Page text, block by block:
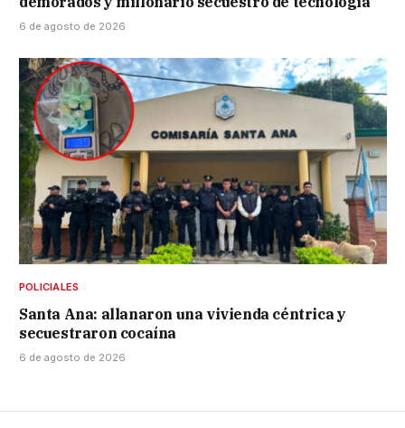
6 de agosto de 2026
POLICIALES
Santa Ana: allanaron una vivienda céntrica y
secuestraron cocaína
6 de agosto de 2026